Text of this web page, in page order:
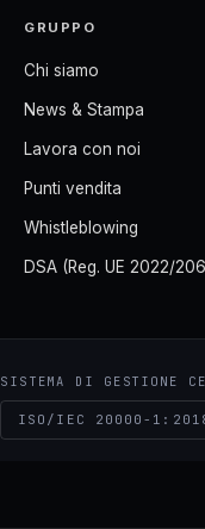
GRUPPO
Chi siamo
News & Stampa
Lavora con noi
Punti vendita
Whistleblowing
DSA (Reg. UE 2022/
SISTEMA DI GESTIONE
ISO/IEC 20000-